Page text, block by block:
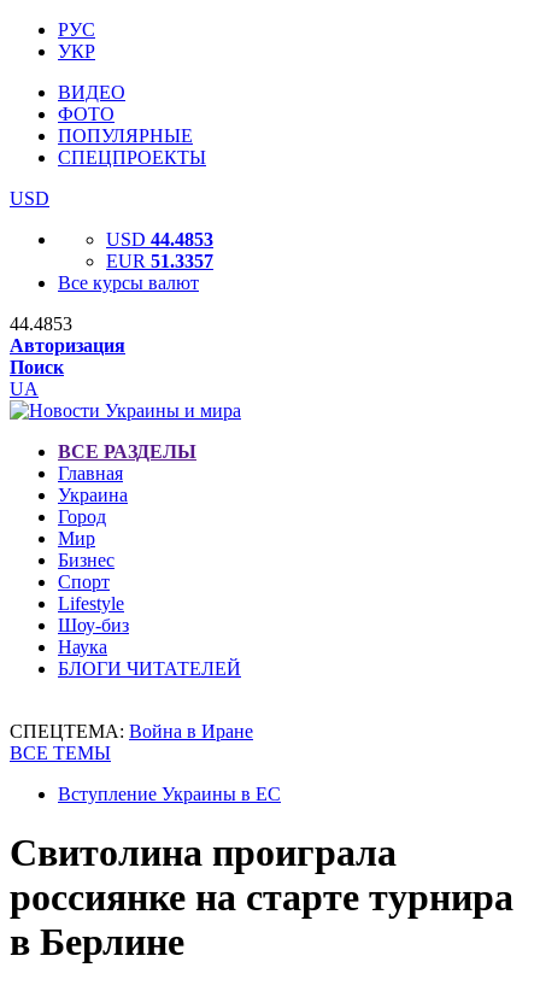
РУС
УКР
ВИДЕО
ФОТО
ПОПУЛЯРНЫЕ
СПЕЦПРОЕКТЫ
USD
USD 44.4853
EUR 51.3357
Все курсы валют
44.4853
Авторизация
Поиск
UA
ВСЕ РАЗДЕЛЫ
Главная
Украина
Город
Мир
Бизнес
Спорт
Lifestyle
Шоу-биз
Наука
БЛОГИ ЧИТАТЕЛЕЙ
СПЕЦТЕМА: Война в Иране
ВСЕ ТЕМЫ
Вступление Украины в ЕС
Свитолина проиграла
россиянке на старте турнира
в Берлине